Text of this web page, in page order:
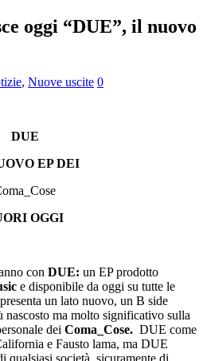
oggi “DUE”, il nuovo
, Nuove uscite 0
DUE
EP DEI
OGGI
con DUE: un EP prodotto
e disponibile da oggi su tutte le
un lato nuovo, un B side
nascosto ma molto significativo sulla
dei Coma_Cose. DUE come
e Fausto lama, ma DUE
qualsiasi società, sicuramente di